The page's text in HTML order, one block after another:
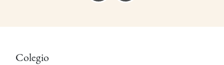
Colegio